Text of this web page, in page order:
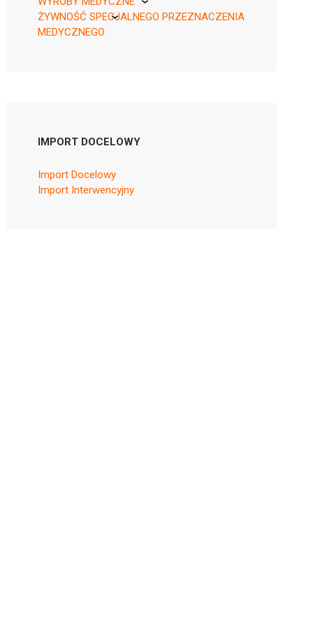
KikGel
ŻYWNOŚĆ SPECJALNEGO PRZEZNACZENIA
MEDYCZNEGO
IMPORT DOCELOWY
Import Docelowy
Import Interwencyjny